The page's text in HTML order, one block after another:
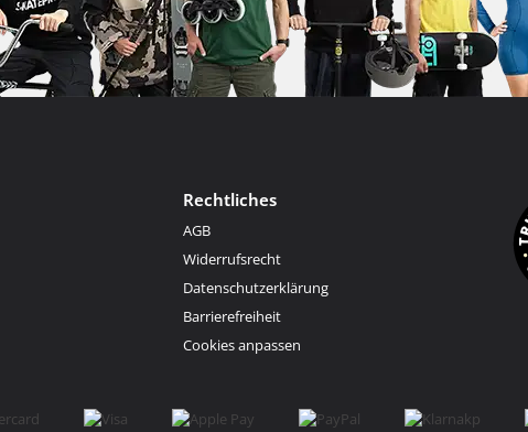
Rechtliches
AGB
Widerrufsrecht
Datenschutzerklärung
Barrierefreiheit
Cookies anpassen